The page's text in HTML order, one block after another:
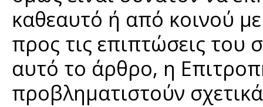
καθεαυτό ή από κοινού
προς τις επιπτώσεις
αυτό το άρθρο, η
προβληματιστούν